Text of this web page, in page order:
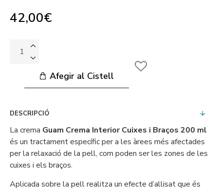
42,00€
Afegir al Cistell
DESCRIPCIÓ
La crema Guam Crema Interior Cuixes i Braços 200 ml
és un tractament específic per a les àrees més afectades
per la relaxació de la pell, com poden ser les zones de les
cuixes i els braços.
Aplicada sobre la pell realitza un efecte d’allisat que és